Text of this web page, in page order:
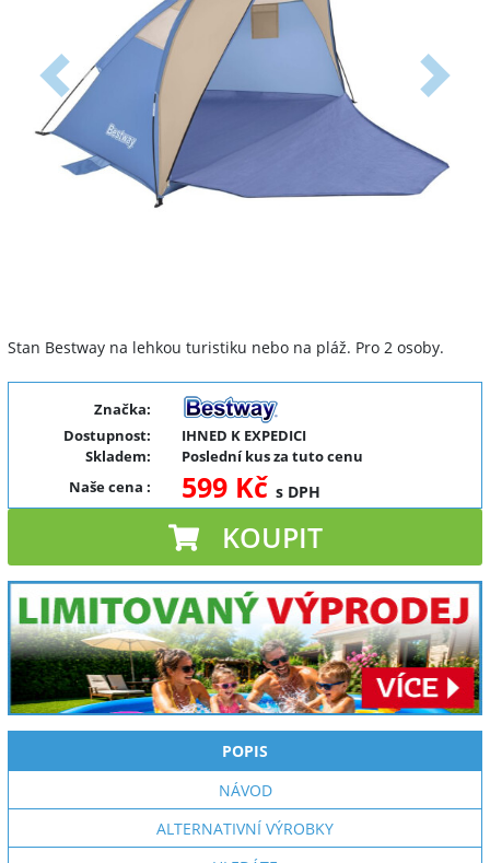
Předchozí Další
Stan Bestway na lehkou turistiku nebo na pláž. Pro 2 osoby.
Značka:
Dostupnost:
IHNED K EXPEDICI
Skladem:
Poslední kus za tuto cenu
Naše cena : 599 Kč s DPH
KOUPIT
POPIS
NÁVOD
ALTERNATIVNÍ VÝROBKY